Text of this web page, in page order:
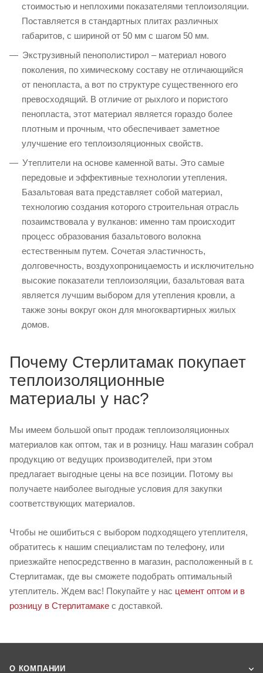
стоимостью и неплохими показателями теплоизоляции.
Поставляется в стандартных плитах различных
габаритов, с шириной от 50 мм с шагом 50 мм.
Экструзивный пенополистирол – материал нового
поколения, по химическому составу не отличающийся
от пенопласта, а вот по структуре существенного его
превосходящий. В отличие от рыхлого и пористого
пенопласта, этот материал является гораздо более
плотным и прочным, что обеспечивает заметное
улучшение его теплоизоляционных свойств.
Утеплители на основе каменной ваты. Это самые
передовые и эффективные технологии утепления.
Базальтовая вата представляет собой материал,
технологию создания которого строительная отрасль
позаимствовала у вулканов: именно там происходит
процесс образования базальтового волокна
естественным путем. Сочетая эластичность,
долговечность, воздухопроницаемость и исключительно
высокие показатели теплоизоляции, базальтовая вата
является лучшим выбором для утепления кровли, а
также зоны вокруг окон для многоквартирных жилых
домов.
Почему Стерлитамак покупает
теплоизоляционные
материалы у нас?
Мы имеем большой опыт продаж теплоизоляционных
материалов как оптом, так и в розницу. Наш магазин собрал
продукцию от ведущих производителей, при этом
предлагает выгодные цены на все позиции. Потому вы
получаете наиболее выгодные условия для закупки
соответствующих материалов.
Чтобы не ошибиться с выбором подходящего утеплителя,
обратитесь к нашим специалистам по телефону, или
приезжайте непосредственно в магазин, расположенный в г.
Стерлитамак, где вы сможете подобрать оптимальный
утеплитель. Ждем вас! Покупайте у нас цемент оптом и в
розницу в Стерлитамаке с доставкой.
О КОМПАНИИ